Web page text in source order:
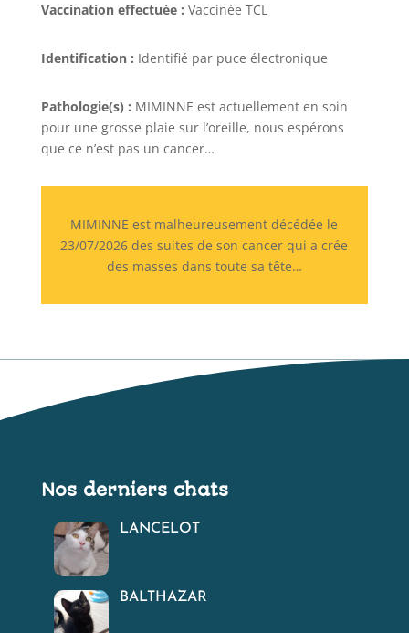
Vaccination effectuée : Vaccinée TCL
Identification : Identifié par puce électronique
Pathologie(s) : MIMINNE est actuellement en soin
pour une grosse plaie sur l’oreille, nous espérons
que ce n’est pas un cancer…
MIMINNE est malheureusement décédée le
23/07/2026 des suites de son cancer qui a crée
des masses dans toute sa tête…
Nos derniers chats
LANCELOT
BALTHAZAR